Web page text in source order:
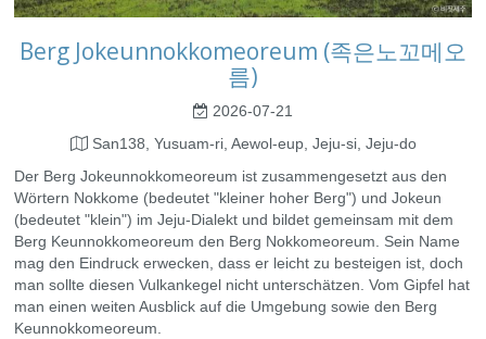
Berg Jokeunnokkomeoreum (족은노꼬메오
름)
2026-07-21
San138, Yusuam-ri, Aewol-eup, Jeju-si, Jeju-do
Der Berg Jokeunnokkomeoreum ist zusammengesetzt aus den
Wörtern Nokkome (bedeutet "kleiner hoher Berg") und Jokeun
(bedeutet "klein") im Jeju-Dialekt und bildet gemeinsam mit dem
Berg Keunnokkomeoreum den Berg Nokkomeoreum. Sein Name
mag den Eindruck erwecken, dass er leicht zu besteigen ist, doch
man sollte diesen Vulkankegel nicht unterschätzen. Vom Gipfel hat
man einen weiten Ausblick auf die Umgebung sowie den Berg
Keunnokkomeoreum.